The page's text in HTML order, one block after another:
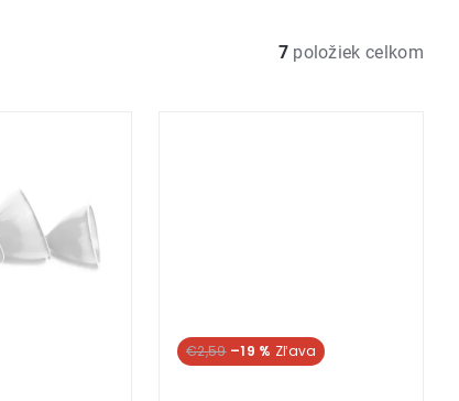
7položiek celkom
€2,59 –19 %